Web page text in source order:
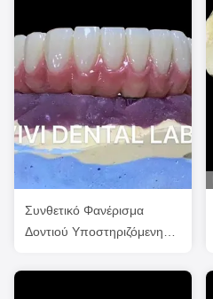
Συνθετικό Φανέρισμα
Δοντιού Υποστηριζόμενη
Προσαρμοσμένο